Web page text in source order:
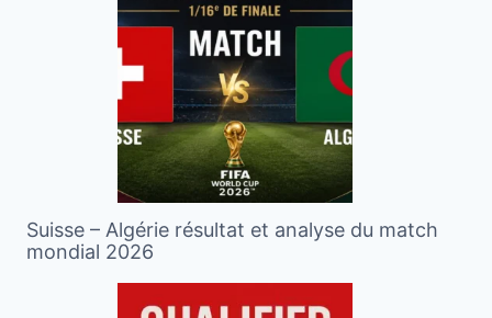
Suisse – Algérie résultat et analyse du match
mondial 2026